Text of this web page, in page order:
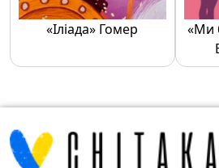
«Іліада» Гомер
«Ми